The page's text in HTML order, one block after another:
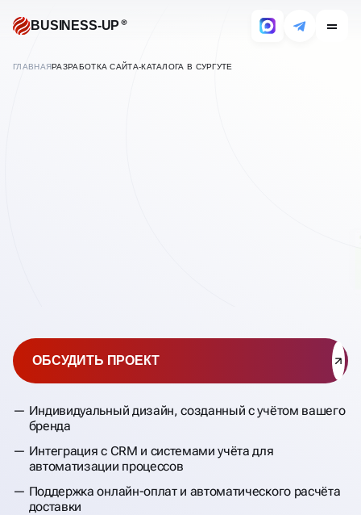
BUSINESS-UP
ГЛАВНАЯРАЗРАБОТКА САЙТА-КАТАЛОГА В СУРГУТЕ
Индивидуальный дизайн, созданный с учётом вашего
бренда
Интеграция с CRM и системами учёта для
автоматизации процессов
Поддержка онлайн-оплат и автоматического расчёта
доставки
ОБСУДИТЬ ПРОЕКТ